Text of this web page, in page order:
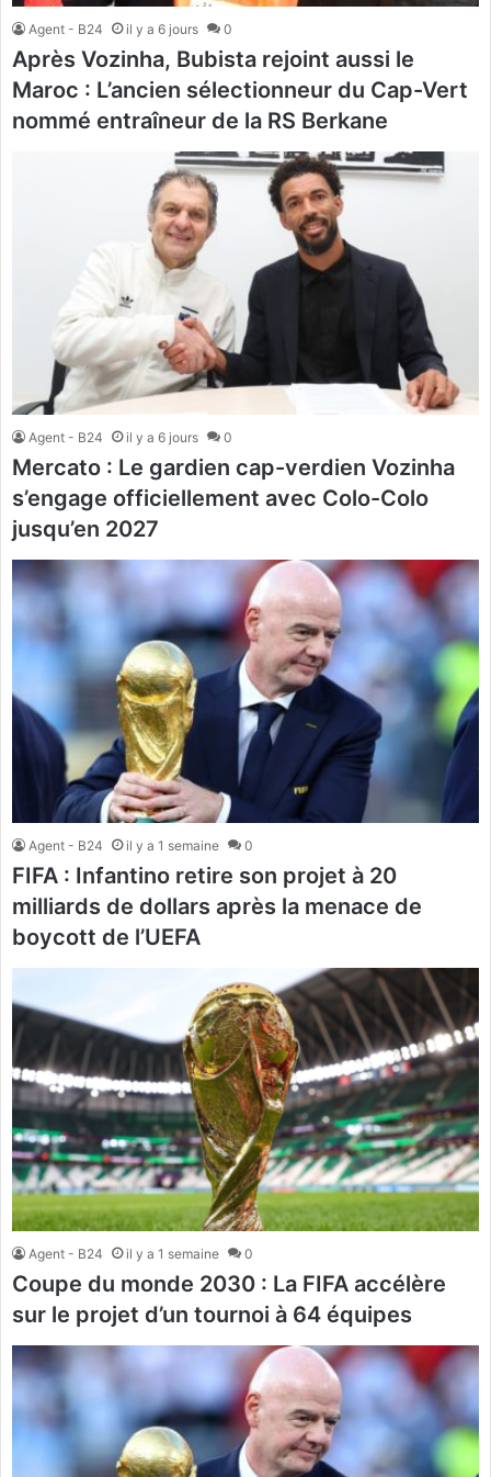
Agent - B24 il y a 6 jours 0
Après Vozinha, Bubista rejoint aussi le
Maroc : L’ancien sélectionneur du Cap-Vert
nommé entraîneur de la RS Berkane
Agent - B24 il y a 6 jours 0
Mercato : Le gardien cap-verdien Vozinha
s’engage officiellement avec Colo-Colo
jusqu’en 2027
Agent - B24 il y a 1 semaine 0
FIFA : Infantino retire son projet à 20
milliards de dollars après la menace de
boycott de l’UEFA
Agent - B24 il y a 1 semaine 0
Coupe du monde 2030 : La FIFA accélère
sur le projet d’un tournoi à 64 équipes